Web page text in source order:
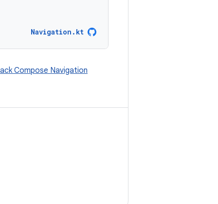
Navigation.kt
Compose Navigation